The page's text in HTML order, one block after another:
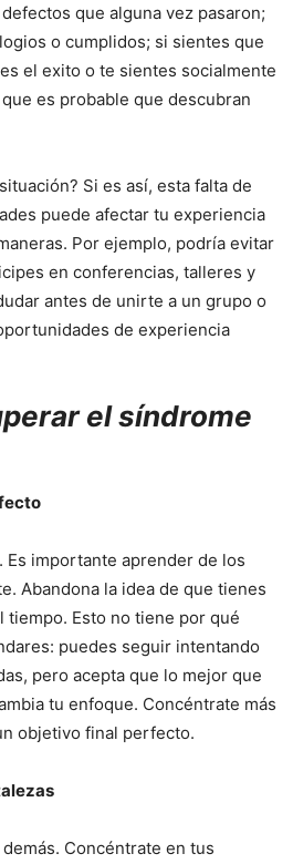
que alguna vez pasaron;
o cumplidos; si sientes que
el exito o te sientes socialmente
es probable que descubran
Si es así, esta falta de
puede afectar tu experiencia
Por ejemplo, podría evitar
en conferencias, talleres y
antes de unirte a un grupo o
de experiencia
el síndrome
importante aprender de los
Abandona la idea de que tienes
Esto no tiene por qué
puedes seguir intentando
pero acepta que lo mejor que
tu enfoque. Concéntrate más
objetivo final perfecto.
Concéntrate en tus